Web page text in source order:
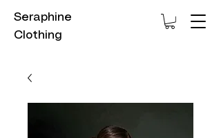
Seraphine
Clothing